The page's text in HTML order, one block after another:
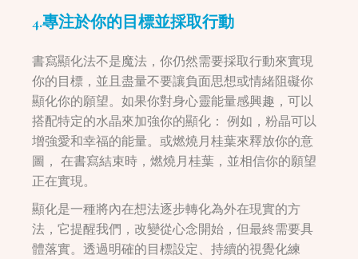
4.專注於你的目標並採取行動
書寫顯化法不是魔法，你仍然需要採取行動來實現
你的目標，並且盡量不要讓負面思想或情緒阻礙你
顯化你的願望。如果你對身心靈能量感興趣，可以
搭配特定的水晶來加強你的顯化： 例如，粉晶可以
增強愛和幸福的能量。或燃燒月桂葉來釋放你的意
圖， 在書寫結束時，燃燒月桂葉，並相信你的願望
正在實現。
顯化是一種將內在想法逐步轉化為外在現實的方
法，它提醒我們，改變從心念開始，但最終需要具
體落實。透過明確的目標設定、持續的視覺化練